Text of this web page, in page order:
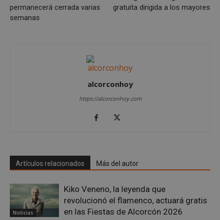
permanecerá cerrada varias
semanas
gratuita dirigida a los mayores
alcorconhoy
https://alcorconhoy.com
Artículos relacionados Más del autor
Noticias
Kiko Veneno, la leyenda que
revolucionó el flamenco, actuará gratis
en las Fiestas de Alcorcón 2026
Cookies no clasificadas
Cookies de rendimiento
Cookies de preferencias
Cookies de funcionalidad
Cookies no clasificadas
Las cookies estrictamente necesarias permiten la